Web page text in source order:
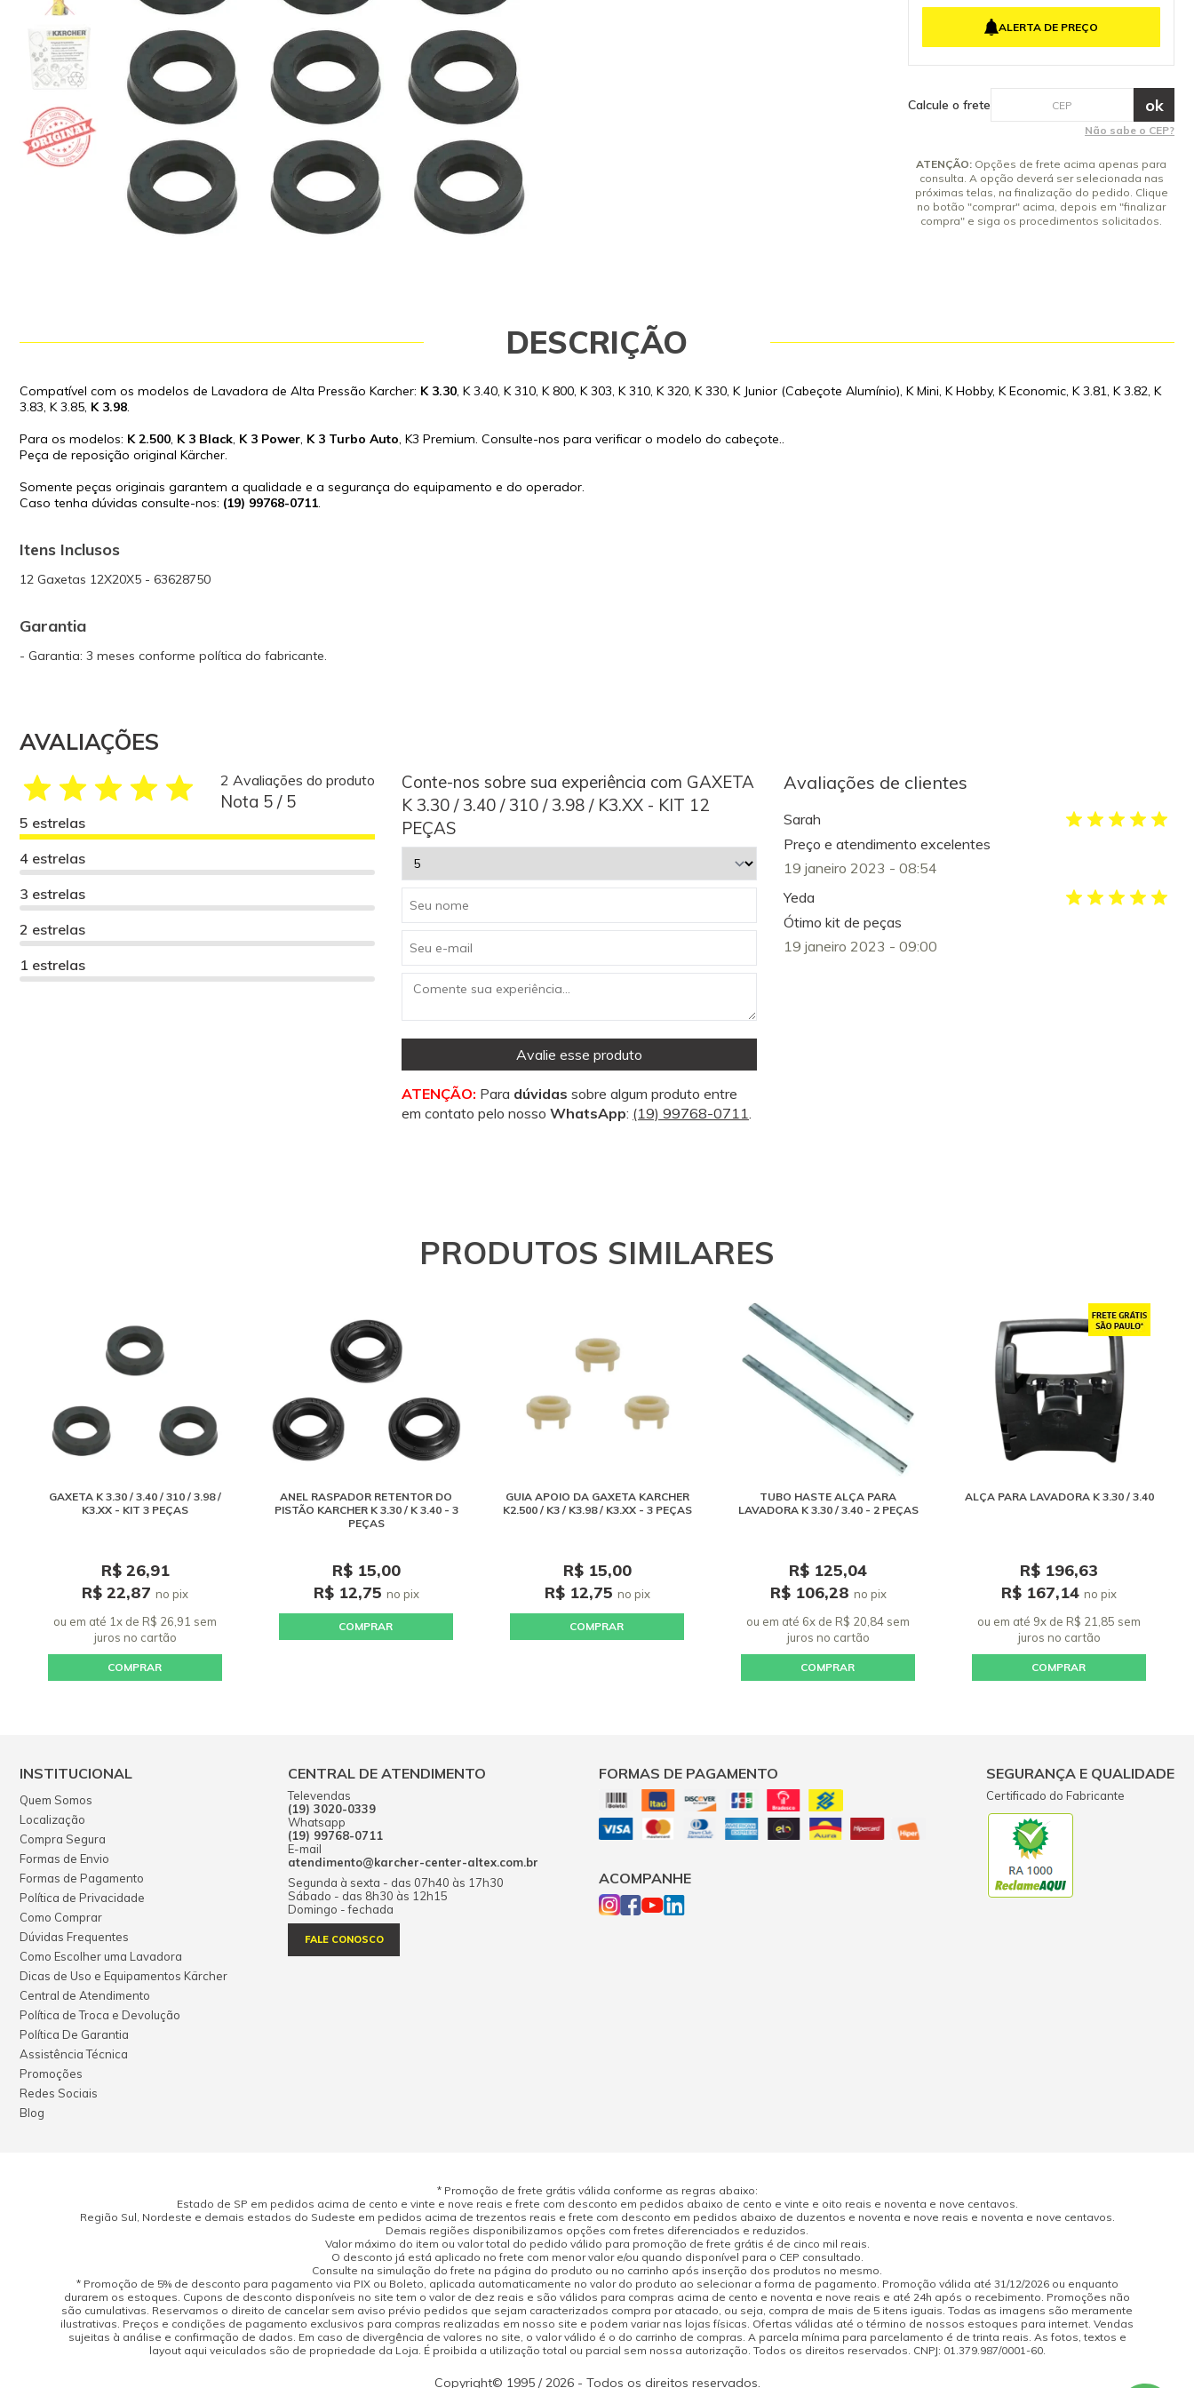
5x de R$ 21,53 sem juros
ALERTA DE PREÇO
Calcule o frete
Não sabe o CEP?
ATENÇÃO: Opções de frete acima apenas para
consulta. A opção deverá ser selecionada nas
próximas telas, na finalização do pedido. Clique
no botão "comprar" acima, depois em "finalizar
compra" e siga os procedimentos solicitados.
DESCRIÇÃO
Compatível com os modelos de Lavadora de Alta Pressão Karcher: K 3.30, K 3.40, K 310, K 800, K 303, K 310, K 320, K 330, K Junior (Cabeçote Alumínio), K Mini, K Hobby, K Economic, K 3.81, K 3.82, K
3.83, K 3.85, K 3.98.
Para os modelos: K 2.500, K 3 Black, K 3 Power, K 3 Turbo Auto, K3 Premium. Consulte-nos para verificar o modelo do cabeçote..
Peça de reposição original Kärcher.
Somente peças originais garantem a qualidade e a segurança do equipamento e do operador.
Caso tenha dúvidas consulte-nos: (19) 99768-0711.
Itens Inclusos
12 Gaxetas 12X20X5 - 63628750
Garantia
- Garantia: 3 meses conforme política do fabricante.
AVALIAÇÕES
2 Avaliações do produto
Nota 5 / 5
5 estrelas
4 estrelas
3 estrelas
2 estrelas
1 estrelas
Conte-nos sobre sua experiência com GAXETA
K 3.30 / 3.40 / 310 / 3.98 / K3.XX - KIT 12
PEÇAS
Avalie esse produto
ATENÇÃO: Para dúvidas sobre algum produto entre
em contato pelo nosso WhatsApp: (19) 99768-0711.
Avaliações de clientes
Sarah
Preço e atendimento excelentes
19 janeiro 2023 - 08:54
Yeda
Ótimo kit de peças
19 janeiro 2023 - 09:00
PRODUTOS SIMILARES
GAXETA K 3.30 / 3.40 / 310 / 3.98 /
K3.XX - KIT 3 PEÇAS
R$ 26,91
R$ 22,87 no pix
ou em até 1x de R$ 26,91 sem
juros no cartão
COMPRAR
ANEL RASPADOR RETENTOR DO
PISTÃO KARCHER K 3.30 / K 3.40 - 3
PEÇAS
R$ 15,00
R$ 12,75 no pix
COMPRAR
GUIA APOIO DA GAXETA KARCHER
K2.500 / K3 / K3.98 / K3.XX - 3 PEÇAS
R$ 15,00
R$ 12,75 no pix
COMPRAR
TUBO HASTE ALÇA PARA
LAVADORA K 3.30 / 3.40 - 2 PEÇAS
R$ 125,04
R$ 106,28 no pix
ou em até 6x de R$ 20,84 sem
juros no cartão
COMPRAR
ALÇA PARA LAVADORA K 3.30 / 3.40
R$ 196,63
R$ 167,14 no pix
ou em até 9x de R$ 21,85 sem
juros no cartão
COMPRAR
INSTITUCIONAL
Quem Somos
Localização
Compra Segura
Formas de Envio
Formas de Pagamento
Política de Privacidade
Como Comprar
Dúvidas Frequentes
Como Escolher uma Lavadora
Dicas de Uso e Equipamentos Kärcher
Central de Atendimento
Política de Troca e Devolução
Política De Garantia
Assistência Técnica
Promoções
Redes Sociais
Blog
CENTRAL DE ATENDIMENTO
Televendas
(19) 3020-0339
Whatsapp
(19) 99768-0711
E-mail
atendimento@karcher-center-altex.com.br
Segunda à sexta - das 07h40 às 17h30
Sábado - das 8h30 às 12h15
Domingo - fechada
FALE CONOSCO
FORMAS DE PAGAMENTO
ACOMPANHE
SEGURANÇA E QUALIDADE
Certificado do Fabricante
* Promoção de frete grátis válida conforme as regras abaixo:
Estado de SP em pedidos acima de cento e vinte e nove reais e frete com desconto em pedidos abaixo de cento e vinte e oito reais e noventa e nove centavos.
Região Sul, Nordeste e demais estados do Sudeste em pedidos acima de trezentos reais e frete com desconto em pedidos abaixo de duzentos e noventa e nove reais e noventa e nove centavos.
Demais regiões disponibilizamos opções com fretes diferenciados e reduzidos.
Valor máximo do item ou valor total do pedido válido para promoção de frete grátis é de cinco mil reais.
O desconto já está aplicado no frete com menor valor e/ou quando disponível para o CEP consultado.
Consulte na simulação do frete na página do produto ou no carrinho após inserção dos produtos no mesmo.
* Promoção de 5% de desconto para pagamento via PIX ou Boleto, aplicada automaticamente no valor do produto ao selecionar a forma de pagamento. Promoção válida até 31/12/2026 ou enquanto
durarem os estoques. Cupons de desconto disponíveis no site tem o valor de dez reais e são válidos para compras acima de cento e noventa e nove reais e até 24h após o recebimento. Promoções não
são cumulativas. Reservamos o direito de cancelar sem aviso prévio pedidos que sejam caracterizados compra por atacado, ou seja, compra de mais de 5 itens iguais. Todas as imagens são meramente
ilustrativas. Preços e condições de pagamento exclusivos para compras realizadas em nosso site e podem variar nas lojas físicas. Ofertas válidas até o término de nossos estoques para internet. Vendas
sujeitas à análise e confirmação de dados. Em caso de divergência de valores no site, o valor válido é o do carrinho de compras. A parcela mínima para parcelamento é de trinta reais. As fotos, textos e
layout aqui veiculados são de propriedade da Loja. É proibida a utilização total ou parcial sem nossa autorização. Todos os direitos reservados. CNPJ: 01.379.987/0001-60.
Copyright© 1995 / 2026 - Todos os direitos reservados.